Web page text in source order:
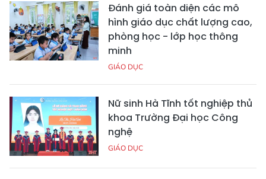
Đánh giá toàn diện các mô
hình giáo dục chất lượng cao,
phòng học - lớp học thông
minh
GIÁO DỤC
Nữ sinh Hà Tĩnh tốt nghiệp thủ
khoa Trường Đại học Công
nghệ
GIÁO DỤC